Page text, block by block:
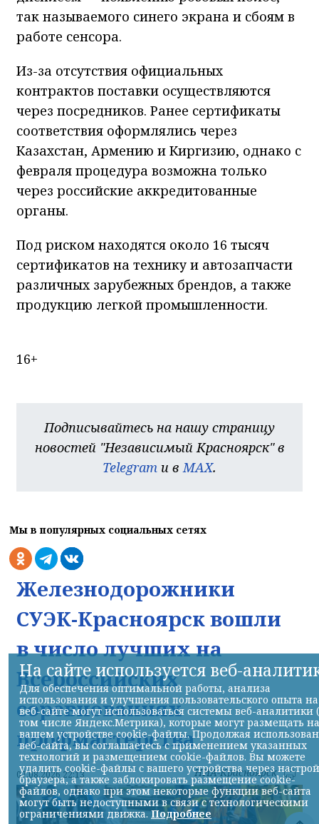
так называемого синего экрана и сбоям в
работе сенсора.
Из-за отсутствия официальных
контрактов поставки осуществляются
через посредников. Ранее сертификаты
соответствия оформлялись через
Казахстан, Армению и Киргизию, однако с
февраля процедура возможна только
через российские аккредитованные
органы.
Под риском находятся около 16 тысяч
сертификатов на технику и автозапчасти
различных зарубежных брендов, а также
продукцию легкой промышленности.
16+
Подписывайтесь на нашу страницу
новостей "Независимый Красноярск" в
Telegram и в MAX.
Мы в популярных социальных сетях
Железнодорожники
СУЭК-Красноярск вошли
в число лучших на
Всероссийских
соревнованиях
профмастерства
07.08.2026 22:13 НИА-Красноярск
На сайте используется веб-
Для обеспечения оптимальной работы, анализа
использования и улучшения пользовательского опыта на
веб-сайте могут использоваться системы веб-аналитики
том числе Яндекс.Метрика), которые могут размещать на
вашем устройстве cookie-файлы. Продолжая
веб-сайта, вы соглашаетесь с применением указанных
технологий и размещением cookie-файлов. Вы можете
удалить cookie-файлы с вашего устройства через
браузера, а также заблокировать размещение cookie-
файлов, однако при этом некоторые функции веб-сайта
могут быть недоступными в связи с технологическими
ограничениями движка.Подробнее